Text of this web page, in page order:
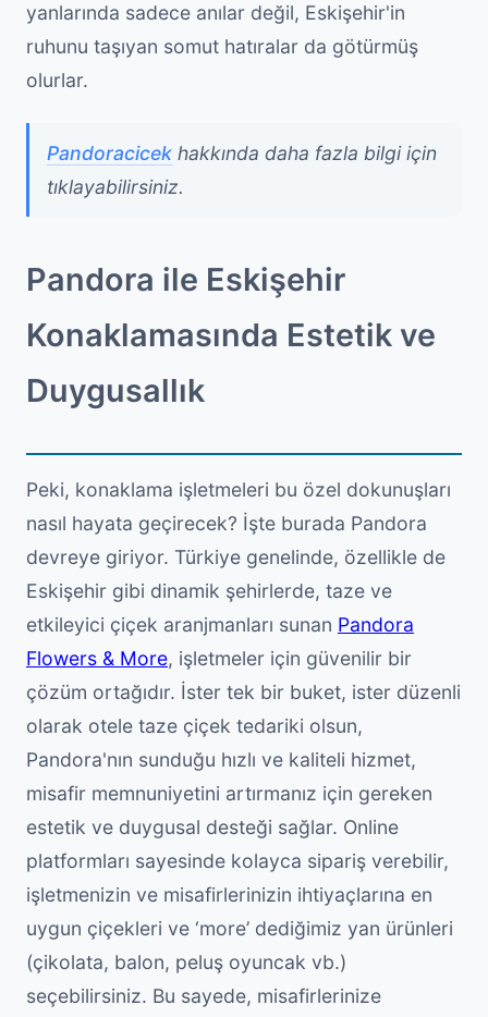
yanlarında sadece anılar değil, Eskişehir'in
ruhunu taşıyan somut hatıralar da götürmüş
olurlar.
Pandoracicek hakkında daha fazla bilgi için
tıklayabilirsiniz.
Pandora ile Eskişehir
Konaklamasında Estetik ve
Duygusallık
Peki, konaklama işletmeleri bu özel dokunuşları
nasıl hayata geçirecek? İşte burada Pandora
devreye giriyor. Türkiye genelinde, özellikle de
Eskişehir gibi dinamik şehirlerde, taze ve
etkileyici çiçek aranjmanları sunan Pandora
Flowers & More, işletmeler için güvenilir bir
çözüm ortağıdır. İster tek bir buket, ister düzenli
olarak otele taze çiçek tedariki olsun,
Pandora'nın sunduğu hızlı ve kaliteli hizmet,
misafir memnuniyetini artırmanız için gereken
estetik ve duygusal desteği sağlar. Online
platformları sayesinde kolayca sipariş verebilir,
işletmenizin ve misafirlerinizin ihtiyaçlarına en
uygun çiçekleri ve ‘more’ dediğimiz yan ürünleri
(çikolata, balon, peluş oyuncak vb.)
seçebilirsiniz. Bu sayede, misafirlerinize